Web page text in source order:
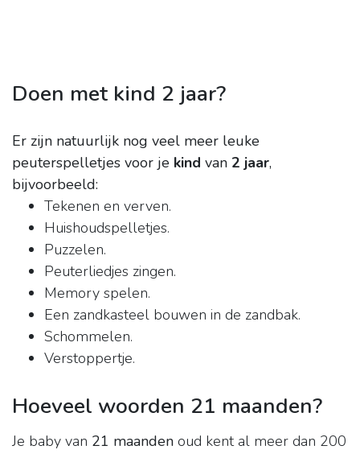
Doen met kind 2 jaar?
Er zijn natuurlijk nog veel meer leuke
peuterspelletjes voor je kind van 2 jaar,
bijvoorbeeld:
Tekenen en verven.
Huishoudspelletjes.
Puzzelen.
Peuterliedjes zingen.
Memory spelen.
Een zandkasteel bouwen in de zandbak.
Schommelen.
Verstoppertje.
Hoeveel woorden 21 maanden?
Je baby van 21 maanden oud kent al meer dan 200